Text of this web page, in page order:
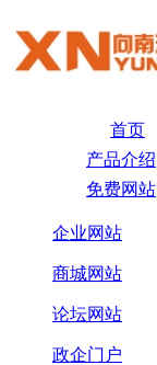
首页
产品介绍
免费网站
企业网站
商城网站
论坛网站
政企门户